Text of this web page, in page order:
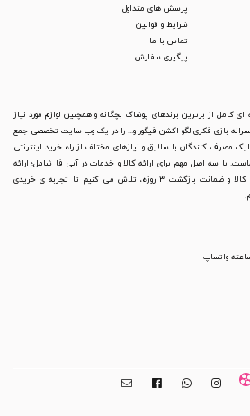
پرسش های متداول
شرایط و قوانین
تماس با ما
پیگیری سفارش
کامل از برترین برندهای پوشاک بچگانه و همچنین لوازم مورد نیاز
پسرانه بازی فکری لگو اکشن فیگور و... را در یک وب سایت تخصصی جمع
مصرف کنندگان با سلایق و نیازهای مختلف از راه خرید اینترنتی
با سه اصل مهم برای ارائه کالا و خدمات در آبی فا شامل؛ ارائه
کالاهای اصل و باکیفیت، تضمین اصالت کالا و ضمانت بازگشت 3 روزه، تلاش می کنیم تا تجربه ی خریدی